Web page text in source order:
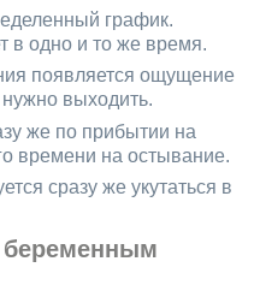
график.
в одно и то же время.
появляется ощущение
выходить.
же по прибытии на
времени на остывание.
сразу же укутаться в
беременным